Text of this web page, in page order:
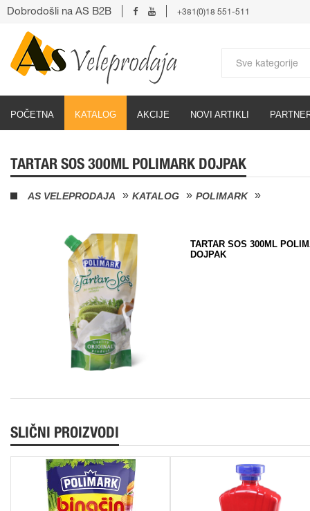
POČETNA KATALOG AKCIJE NOVI ARTIKLI
Dobrodošli na AS B2B +381(0)18 551-511
TARTAR SOS 300ML POLIMARK DOJPAK
AS VELEPRODAJA KATALOG POLIMARK
TARTAR SOS 300ML
DOJPAK
SLIČNI PROIZVODI